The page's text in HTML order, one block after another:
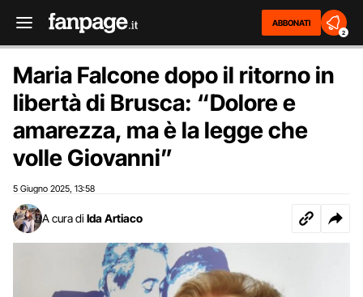
ABBONATI
2
Maria Falcone dopo il ritorno in
libertà di Brusca: “Dolore e
amarezza, ma è la legge che
volle Giovanni”
5 Giugno 2025 13:58
A cura di Ida Artiaco